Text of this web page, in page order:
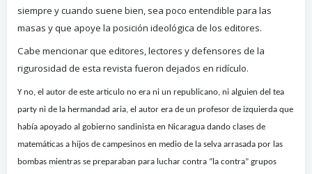
siempre y cuando suene bien, sea poco entendible para las
masas y que apoye la posición ideológica de los editores.
Cabe mencionar que editores, lectores y defensores de la
rigurosidad de esta revista fueron dejados en ridículo.
Y no, el autor de este articulo no era ni un republicano, ni alguien del tea
party ni de la hermandad aria, el autor era de un profesor de izquierda que
había apoyado al gobierno sandinista en Nicaragua dando clases de
matemáticas a hijos de campesinos en medio de la selva arrasada por las
bombas mientras se preparaban para luchar contra “la contra” grupos